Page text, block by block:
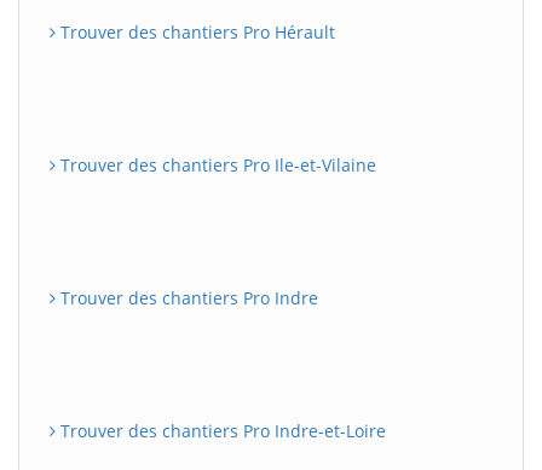
Trouver des chantiers Pro Hérault
Trouver des chantiers Pro Ile-et-Vilaine
Trouver des chantiers Pro Indre
Trouver des chantiers Pro Indre-et-Loire